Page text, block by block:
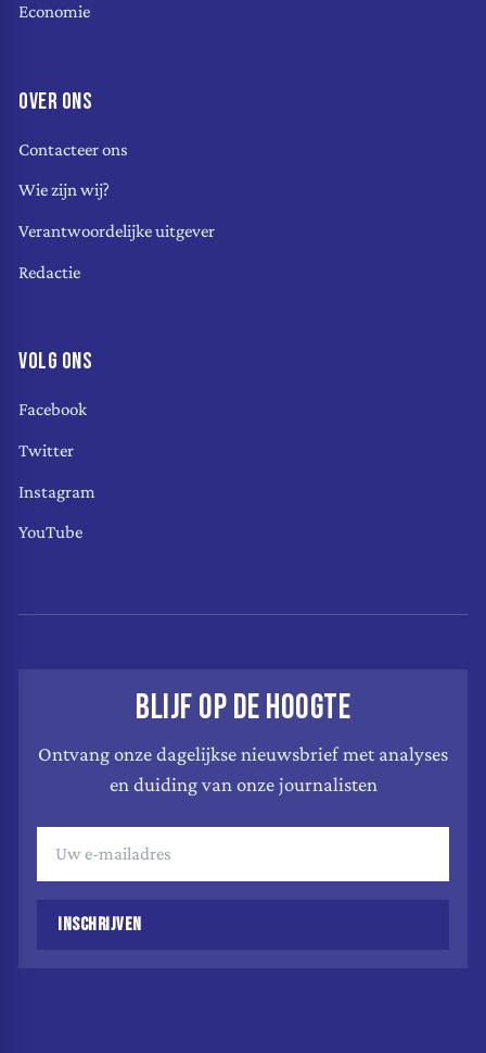
Economie
OVER ONS
Contacteer ons
Wie zijn wij?
Verantwoordelijke uitgever
Redactie
VOLG ONS
Facebook
Twitter
Instagram
YouTube
BLIJF OP DE HOOGTE
Ontvang onze dagelijkse nieuwsbrief met analyses
en duiding van onze journalisten
INSCHRIJVEN